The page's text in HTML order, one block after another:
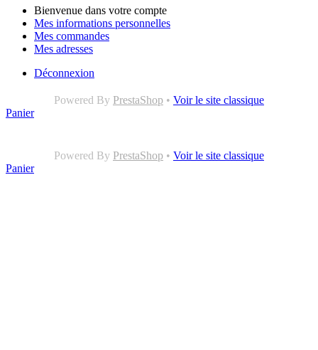
Bienvenue dans votre compte
Mes informations personnelles
Mes commandes
Mes adresses
Déconnexion
Powered By PrestaShop • Voir le site classique
Panier
Powered By PrestaShop • Voir le site classique
Panier